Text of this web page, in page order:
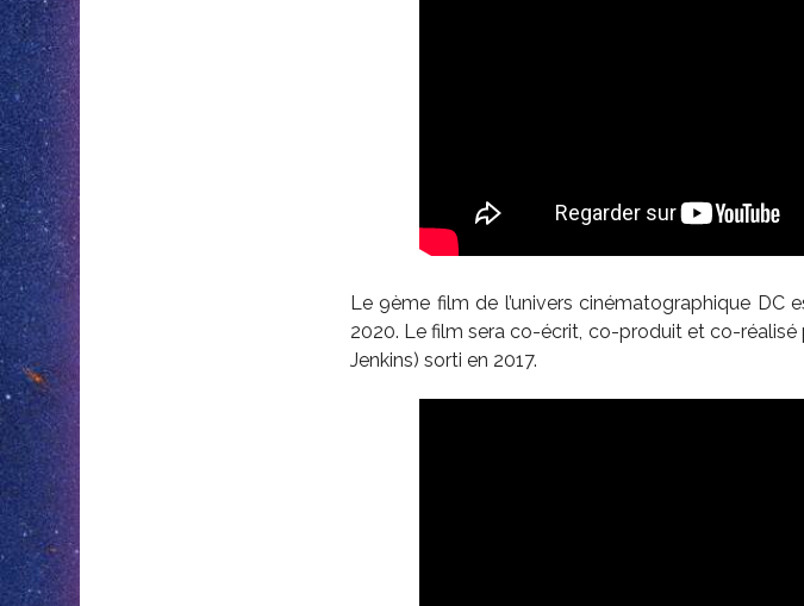
Le 9ème film de l’univers cinématographique DC
2020. Le film sera co-écrit, co-produit et co-
Jenkins) sorti en 2017.